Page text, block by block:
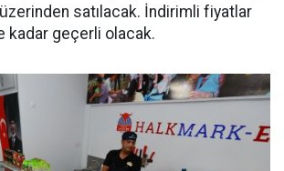
satılacak. İndirimli fiyatlar
kadar geçerli olacak.